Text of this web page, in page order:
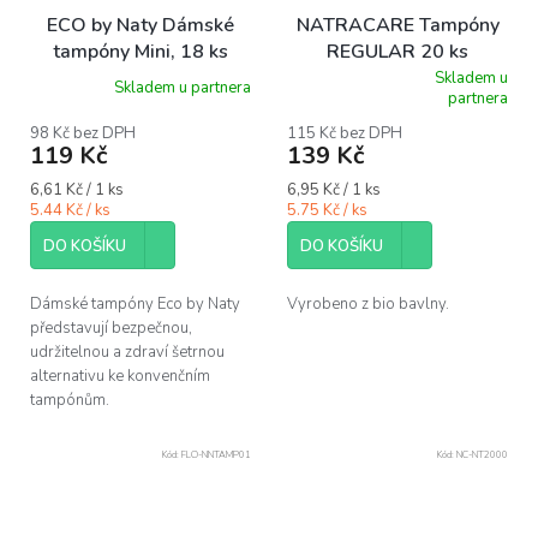
ECO by Naty Dámské
tampóny Mini, 18 ks
Skladem u partnera
98 Kč bez DPH
119 Kč
Měrná
cena:
6,61 Kč / 1 ks
5.44 Kč / ks
DO KOŠÍKU
Dámské tampóny Eco by Naty
představují bezpečnou,
udržitelnou a zdraví šetrnou
alternativu ke konvenčním
tampónům.
NATRACARE Tampóny
REGULAR 20 ks
produktu
je
z
5
hvězdiček.
Skladem u
partnera
115 Kč bez DPH
139 Kč
Měrná
cena:
6,95 Kč / 1 ks
5.75 Kč / ks
DO KOŠÍKU
Vyrobeno z bio bavlny.
Kód: FLO-NNTAMP01 Kód: NC-NT2000